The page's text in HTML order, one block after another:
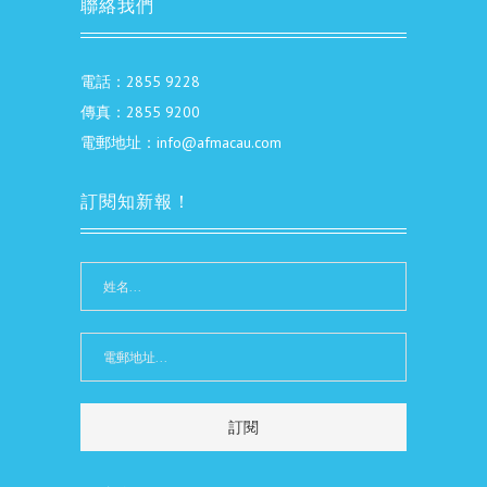
聯絡我們
電話：2855 9228
傳真：2855 9200
電郵地址：info@afmacau.com
訂閱知新報！